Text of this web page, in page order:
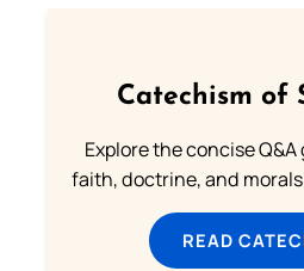
Catechism of
Explore the concise
faith, doctrine, and morals
READ